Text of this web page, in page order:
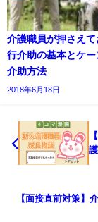
介護職員が押さえ
行介助の基本とケ
介助方法
2018年6月18日
【面接直前対策】